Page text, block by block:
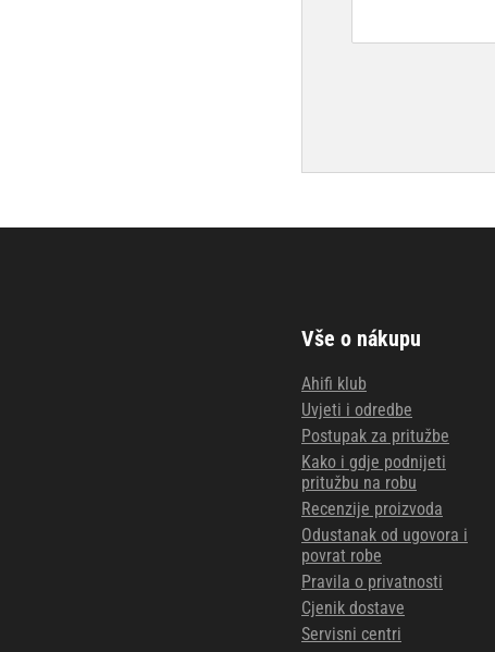
Vše o nákupu
Ahifi klub
Uvjeti i odredbe
Postupak za pritužbe
Kako i gdje podnijeti
pritužbu na robu
Recenzije proizvoda
Odustanak od ugovora i
povrat robe
Pravila o privatnosti
Cjenik dostave
Servisni centri